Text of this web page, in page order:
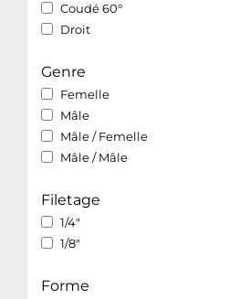
Coudé 60°
Droit
Genre
Femelle
Mâle
Mâle / Femelle
Mâle / Mâle
Filetage
1/4"
1/8"
Forme